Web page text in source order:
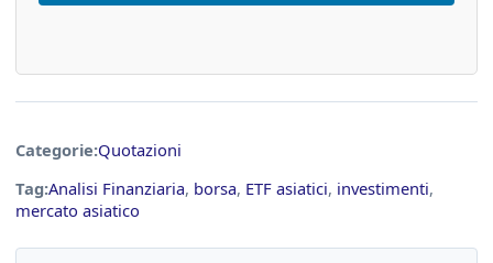
Categorie:Quotazioni
Tag:Analisi Finanziaria, borsa, ETF asiatici, investimenti,
mercato asiatico